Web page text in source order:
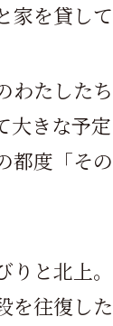
を貸して
わたした
大きな予
都度「そ
りと北上
を往復し